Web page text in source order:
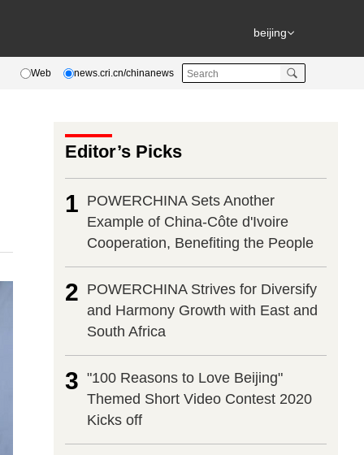
beijing
Web news.cri.cn/chinanews
Editor’s Picks
1 POWERCHINA Sets Another
Example of China-Côte d'Ivoire
Cooperation, Benefiting the People
2 POWERCHINA Strives for Diversify
and Harmony Growth with East and
South Africa
3 "100 Reasons to Love Beijing"
Themed Short Video Contest 2020
Kicks off